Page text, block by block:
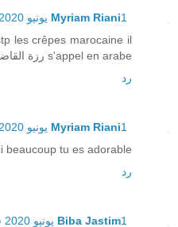
Myriam Riani1 يونيو 2020 في 1:07 ص
les crêpes marocaine il
s'appel en arabe رزة القاضي merci
رد
Myriam Riani1 يونيو 2020 في 1:07 ص
beaucoup tu es adorable..
رد
Biba Jastim1 يونيو 2020 في 1:07 ص